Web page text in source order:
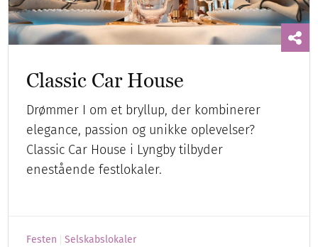
Classic Car House
Drømmer I om et bryllup, der kombinerer
elegance, passion og unikke oplevelser?
Classic Car House i Lyngby tilbyder
enestående festlokaler.
Festen Selskabslokaler